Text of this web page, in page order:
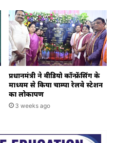
प्रधानमंत्री ने वीडियो कॉन्फ्रेंसिंग के
माध्यम से किया चाम्पा रेलवे स्टेशन
का लोकार्पण
3 weeks ago